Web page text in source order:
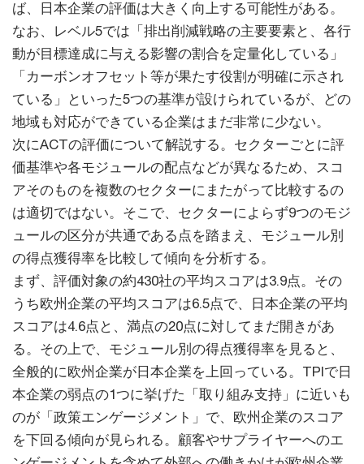
ば、日本企業の評価は大きく向上する可能性がある。
なお、レベル5では「排出削減戦略の主要要素と、各行
動が目標達成に与える影響の割合を定量化している」
「カーボンオフセット等が果たす役割が明確に示され
ている」といった5つの基準が設けられているが、どの
地域も対応ができている企業はまだ非常に少ない。
次にACTの評価について解説する。セクターごとに評
価基準や各モジュールの配点などが異なるため、スコ
アそのものを複数のセクターにまたがって比較するの
は適切ではない。そこで、セクターによらず9つのモジ
ュールの区分が共通である点を踏まえ、モジュール別
の得点獲得率を比較して傾向を分析する。
まず、評価対象の約430社の平均スコアは3.9点。その
うち欧州企業の平均スコアは6.5点で、日本企業の平均
スコアは4.6点と、満点の20点に対してまだ開きがあ
る。その上で、モジュール別の得点獲得率を見ると、
全般的に欧州企業が日本企業を上回っている。TPIで日
本企業の弱点の1つに挙げた「取り組み支持」に近いも
のが「政策エンゲージメント」で、欧州企業のスコア
を下回る傾向が見られる。顧客やサプライヤーへのエ